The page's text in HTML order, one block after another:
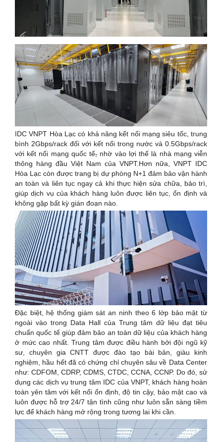
IDC VNPT Hòa Lạc có khả năng kết nối mạng siêu tốc, trung
bình 2Gbps/rack đối với kết nối trong nước và 0.5Gbps/rack
với kết nối mạng quốc tế,nhờ vào lợi thế là nhà mạng viễn
thông hàng đầu Việt Nam của VNPT.Hơn nữa, VNPT IDC
Hòa Lạc còn được trang bị dự phòng N+1 đảm bảo vận hành
an toàn và liên tục ngay cả khi thực hiện sửa chữa, bảo trì,
giúp dịch vụ của khách hàng luôn được liên tục, ổn định và
không gặp bất kỳ gián đoạn nào.
Đặc biệt, hệ thống giám sát an ninh theo 6 lớp bảo mật từ
ngoài vào trong Data Hall của Trung tâm dữ liệu đạt tiêu
chuẩn quốc tế giúp đảm bảo an toàn dữ liệu của khách hàng
ở mức cao nhất. Trung tâm được điều hành bởi đội ngũ kỹ
sư, chuyên gia CNTT được đào tạo bài bản, giàu kinh
nghiệm, hầu hết đã có chứng chỉ chuyên sâu về Data Center
như: CDFOM, CDRP, CDMS, CTDC, CCNA, CCNP. Do đó, sử
dụng các dịch vụ trung tâm IDC của VNPT, khách hàng hoàn
toàn yên tâm với kết nối ổn định, độ tin cậy, bảo mật cao và
luôn được hỗ trợ 24/7 tận tình cũng như luôn sẵn sàng tiềm
lực để khách hàng mở rộng trong tương lai khi cần.